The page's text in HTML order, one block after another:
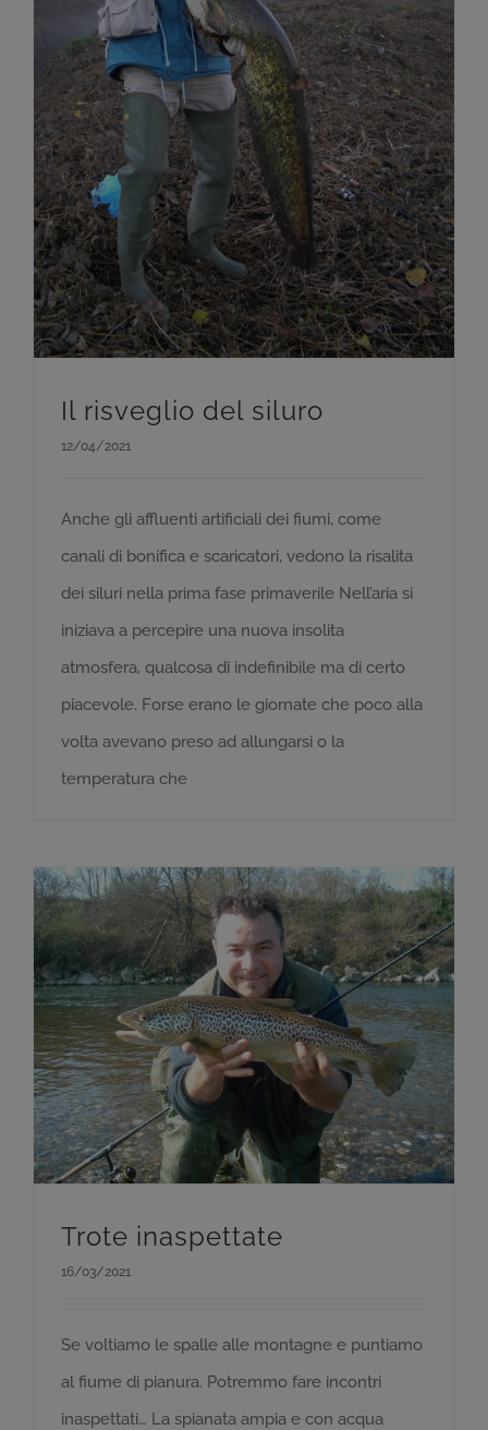
Il risveglio del siluro
12/04/2021
Anche gli affluenti artificiali dei fiumi, come
canali di bonifica e scaricatori, vedono la risalita
dei siluri nella prima fase primaverile Nell’aria si
iniziava a percepire una nuova insolita
atmosfera, qualcosa di indefinibile ma di certo
piacevole. Forse erano le giornate che poco alla
volta avevano preso ad allungarsi o la
temperatura che
Trote inaspettate
16/03/2021
Se voltiamo le spalle alle montagne e puntiamo
al fiume di pianura. Potremmo fare incontri
inaspettati… La spianata ampia e con acqua